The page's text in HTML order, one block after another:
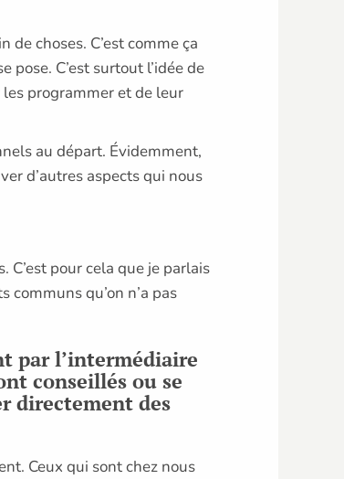
choses. C’est comme ça
C’est surtout l’idée de
les programmer et de leur
au départ. Évidemment,
d’autres aspects qui nous
pour cela que je parlais
communs qu’on n’a pas
par l’intermédiaire
conseillés ou se
directement des
Ceux qui sont chez nous